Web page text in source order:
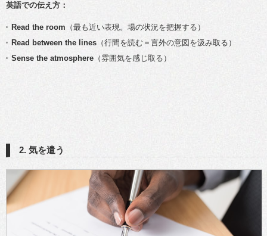
英語での伝え方：
Read the room （最も近い表現。場の状況を把握する）
Read between the lines （行間を読む＝言外の意図を汲み取る）
Sense the atmosphere （雰囲気を感じ取る）
2. 気を遣う